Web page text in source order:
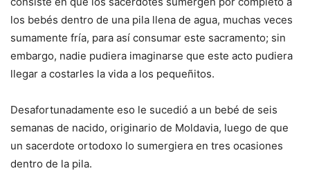
los bebés dentro de una pila llena de agua, muchas veces
sumamente fría, para así consumar este sacramento; sin
embargo, nadie pudiera imaginarse que este acto pudiera
llegar a costarles la vida a los pequeñitos.
Desafortunadamente eso le sucedió a un bebé de seis
semanas de nacido, originario de Moldavia, luego de que
un sacerdote ortodoxo lo sumergiera en tres ocasiones
dentro de la pila.